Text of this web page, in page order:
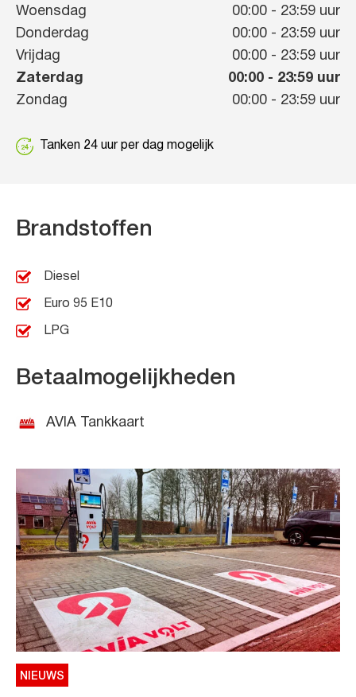
Woensdag
00:00 - 23:59 uur
Donderdag
00:00 - 23:59 uur
Vrijdag
00:00 - 23:59 uur
Zaterdag
00:00 - 23:59 uur
Zondag
00:00 - 23:59 uur
Tanken 24 uur per dag mogelijk
Brandstoffen
Diesel
Euro 95 E10
LPG
Betaalmogelijkheden
AVIA Tankkaart
NIEUWS